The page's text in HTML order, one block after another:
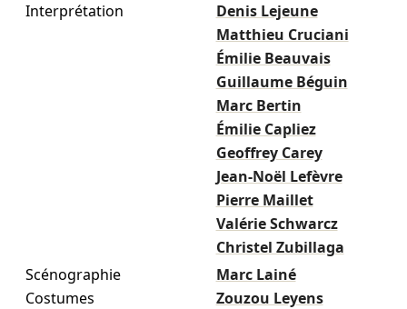
Interprétation
Denis Lejeune
Matthieu Cruciani
Émilie Beauvais
Guillaume Béguin
Marc Bertin
Émilie Capliez
Geoffrey Carey
Jean-Noël Lefèvre
Pierre Maillet
Valérie Schwarcz
Christel Zubillaga
Scénographie
Marc Lainé
Costumes
Zouzou Leyens